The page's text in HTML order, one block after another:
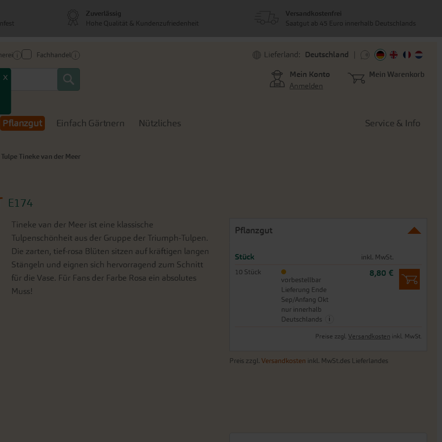
x
Fachhandel
Search
Lieferland: Deutschland
Mein Konto
Anmelden
Mein Warenkorb
Pflanzgut Einfach Gärtnern Nützliches Service & Info
Tulpe Tineke van der Meer
E174
Pflanzgut
Stück
inkl. MwSt.
10 Stück
vorbestellbar
Lieferung Ende
Sep/Anfang Okt
nur innerhalb
Deutschlands
i
8,80 €
Preise zzgl. Versandkosten inkl. MwSt.
Preis zzgl. Versandkosten inkl. MwSt.des Lieferlandes
Tineke van der Meer ist eine klassische
Tulpenschönheit aus der Gruppe der Triumph-Tulpen.
Die zarten, tief-rosa Blüten sitzen auf kräftigen langen
Stängeln und eignen sich hervorragend zum Schnitt
für die Vase. Für Fans der Farbe Rosa ein absolutes
Muss!
Zuverlässig
Hohe Qualität & Kundenzufriedenheit
Versandkostenfrei
Saatgut ab 45 Euro innerhalb Deutschlands